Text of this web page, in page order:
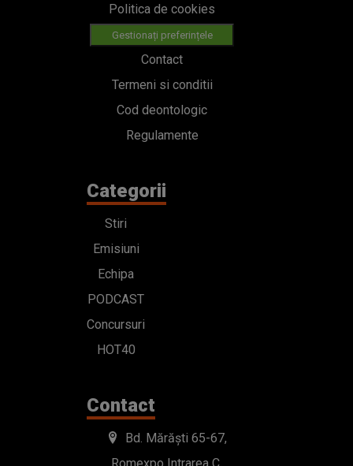
Politica de cookies
Gestionați preferințele
Contact
Termeni si conditii
Cod deontologic
Regulamente
Categorii
Stiri
Emisiuni
Echipa
PODCAST
Concursuri
HOT40
Contact
Bd. Mărăști 65-67,